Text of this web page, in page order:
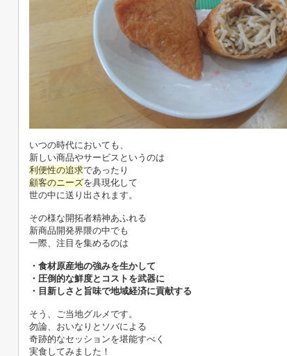
いつの時代においても、
新しい商品やサービスというのは
利便性の追求であったり
顧客のニーズを具現化して
世の中に送り出されます。
その様な開拓者精神あふれる
新商品開発界隈の中でも
一際、注目を集めるのは
・食材原産地の強みを生かして
・圧倒的な鮮度とコストを武器に
・目新しさと旨味で地域経済に貢献する
そう、ご当地グルメです。
勿論、おいなりとソバによる
奇跡的なセッションを堪能すべく
実食してみました！